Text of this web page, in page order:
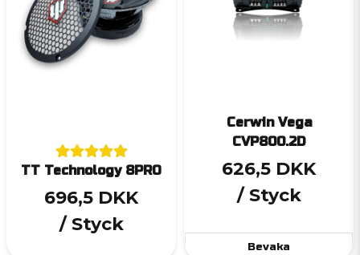
TT Technology 8PRO
696,5 DKK
/ Styck
Cerwin Vega
CVP800.2D
626,5 DKK
/ Styck
Bevaka